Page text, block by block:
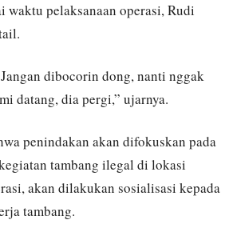
waktu pelaksanaan operasi, Rudi
dibocorin dong, nanti nggak
datang, dia pergi,” ujarnya.
penindakan akan difokuskan pada
tambang ilegal di lokasi
akan dilakukan sosialisasi kepada
tambang.